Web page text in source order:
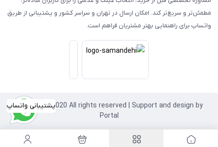
مطمئن‌تر و سریع‌تر کند. امکان ارسال در تهران و سراسر کشور و پشتیبانی از طریق
واتساپ برای راهنمایی بهتر مشتریان فراهم است.
پشتیبانی واتساپ
Copyright©2020 All rights reserved | Support and design by
Portal